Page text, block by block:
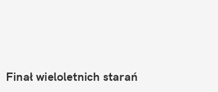
Finał wieloletnich starań